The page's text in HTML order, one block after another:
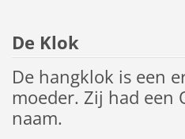
De Klok
De hangklok is een
moeder. Zij had een
naam.